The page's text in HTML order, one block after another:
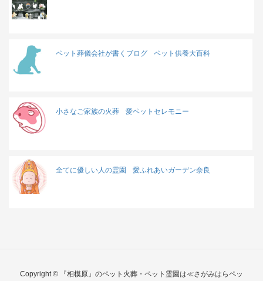
ペット葬儀会社が書くブログ ペット供養大百科
小さなご家族の火葬 愛ペットセレモニー
全てに優しい人の霊園 愛ふれあいガーデン奈良
Copyright © 『相模原』のペット火葬・ペット霊園は≪さがみはらペッ